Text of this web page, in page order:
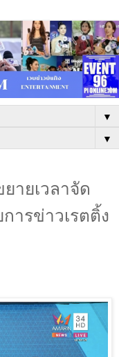
▼
▼
ายเวลาจัด
ารข่าวเรตติ้ง